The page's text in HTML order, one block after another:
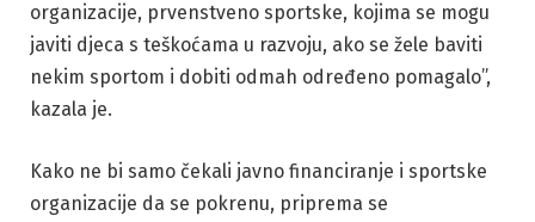
organizacije, prvenstveno sportske, kojima se mogu
javiti djeca s teškoćama u razvoju, ako se žele baviti
nekim sportom i dobiti odmah određeno pomagalo”,
kazala je.
Kako ne bi samo čekali javno financiranje i sportske
organizacije da se pokrenu, priprema se